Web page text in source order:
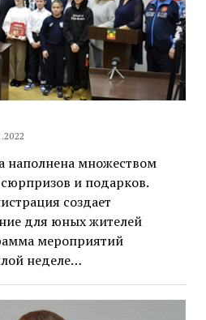
наполнена множеством
и подарков.
создает
для юных жителей
мероприятий
неделе…